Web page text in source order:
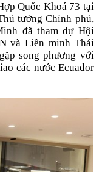
Quốc Khoá 73 tại
tướng Chính phủ,
đã tham dự Hội
và Liên minh Thái
song phương với
các nước Ecuador